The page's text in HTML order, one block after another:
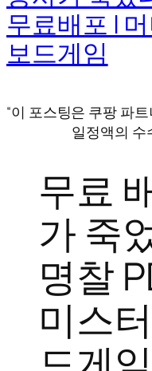
무료배포 |
보드게임
“이 포스팅은 쿠팡 파
일정액의 수
무료
가 죽
명찰
미스